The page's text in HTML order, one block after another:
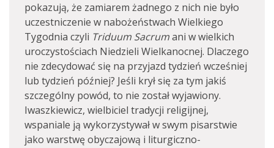
pokazują, że zamiarem żadnego z nich nie było
uczestniczenie w nabożeństwach Wielkiego
Tygodnia czyli Triduum Sacrumani w wielkich
uroczystościach Niedzieli Wielkanocnej. Dlaczego
nie zdecydować się na przyjazd tydzień wcześniej
lub tydzień później? Jeśli krył się za tym jakiś
szczególny powód, to nie został wyjawiony.
Iwaszkiewicz, wielbiciel tradycji religijnej,
wspaniale ją wykorzystywał w swym pisarstwie
jako warstwę obyczajową i liturgiczno-